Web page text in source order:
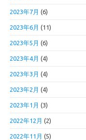
2023年7月 (6)
2023年6月 (11)
2023年5月 (6)
2023年4月 (4)
2023年3月 (4)
2023年2月 (4)
2023年1月 (3)
2022年12月 (2)
2022年11月 (5)